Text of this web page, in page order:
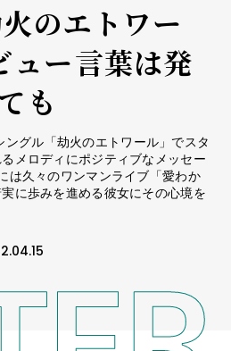
のエトワー
ー――言葉は発
も
グル「劫火のエトワール」でスタ
メロディにポジティブなメッセー
は久々のワンマンライブ「愛わか
に歩みを進める彼女にその心境を